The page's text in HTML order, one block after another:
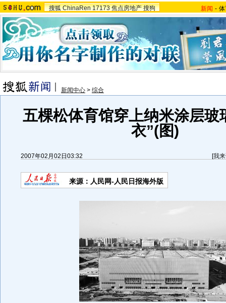
搜狐 ChinaRen 17173 焦点房地产 搜狗 新闻 -
新闻中心 > 综合
五棵松体育馆穿上纳米涂层玻
衣”(图)
2007年02月02日03:32 [我
来源：人民网-人民日报海外版